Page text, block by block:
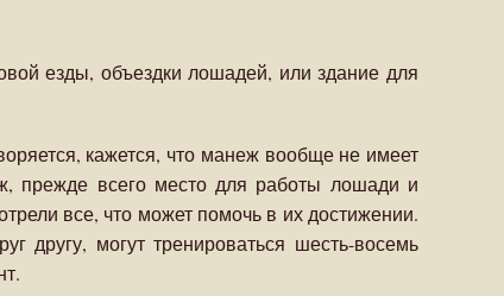
езды, объездки лошадей, или здание для
кажется, что манеж вообще не имеет
прежде всего место для работы лошади и
все, что может помочь в их достижении.
могут тренироваться шесть-восемь